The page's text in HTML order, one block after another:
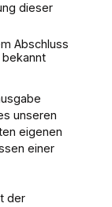
dieser
Abschluss
unseren
eigenen
einer
der